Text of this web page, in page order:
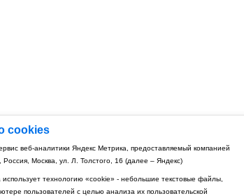
cookies
веб-аналитики Яндекс Метрика, предоставляемый компанией
Москва, ул. Л. Толстого, 16 (далее – Яндекс)
технологию «cookie» - небольшие текстовые файлы,
пользователей с целью анализа их пользовательской